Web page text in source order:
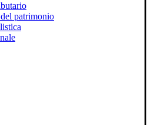
patrimonio